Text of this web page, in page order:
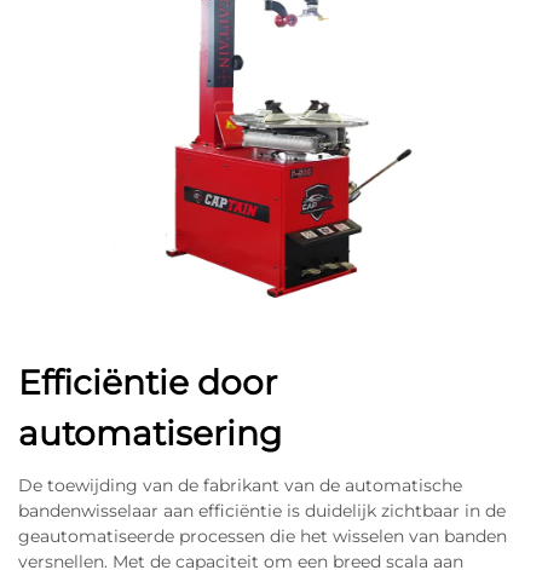
Efficiëntie door
automatisering
De toewijding van de fabrikant van de automatische
bandenwisselaar aan efficiëntie is duidelijk zichtbaar in de
geautomatiseerde processen die het wisselen van banden
versnellen. Met de capaciteit om een breed scala aan